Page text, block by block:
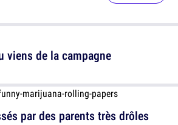
par des parents très drôles
viens de la campagne